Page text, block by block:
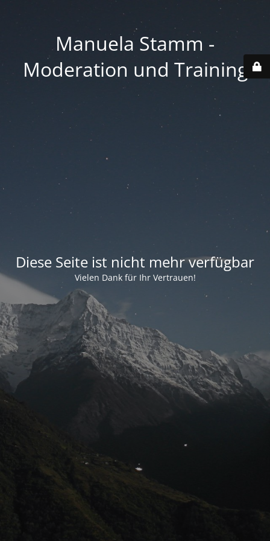
Manuela Stamm -
Moderation und Training
Diese Seite ist nicht mehr verfügbar
Vielen Dank für Ihr Vertrauen!